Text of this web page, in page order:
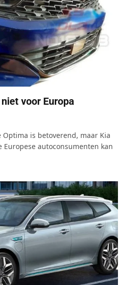
voor Europa
is betoverend, maar Kia
autoconsumenten kan